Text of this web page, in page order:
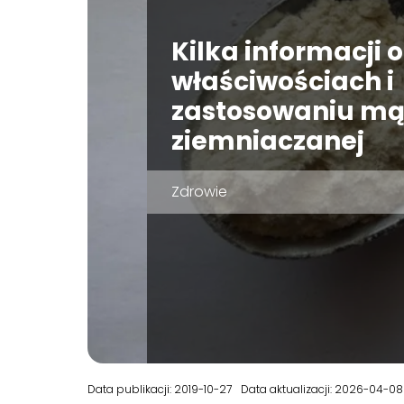
Kilka informacji o
właściwościach i
zastosowaniu
ziemniaczanej
Zdrowie
Data publikacji: 2019-10-27 Data aktualizacji: 2026-04-08